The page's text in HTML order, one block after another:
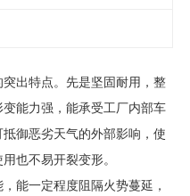
出特点。先是坚固耐用，整
能力强，能承受工厂内部车
御恶劣天气的外部影响，使
也不易开裂变形。
能一定程度阻隔火势蔓延，